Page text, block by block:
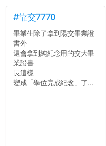
#靠交7770
畢業生除了拿到陽交畢業證
書外
還會拿到純紀念用的交大畢
業證書
長這樣
變成「學位完成紀念」了...